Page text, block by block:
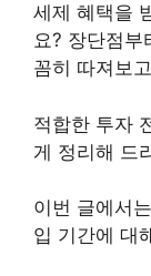
세제 혜택을
요? 장단점부
꼼히 따져보
적합한 투자
게 정리해 드
이번 글에서
입 기간에 대